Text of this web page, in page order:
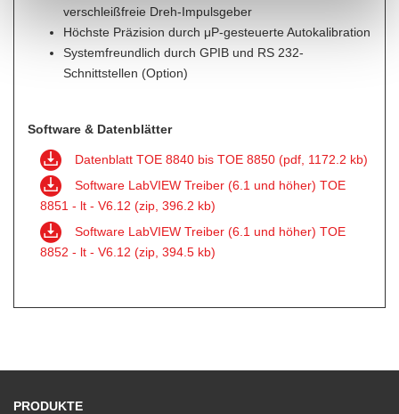
verschleißfreie Dreh-Impulsgeber
Höchste Präzision durch μP-gesteuerte Autokalibration
Systemfreundlich durch GPIB und RS 232-
Schnittstellen (Option)
Software & Datenblätter
Datenblatt TOE 8840 bis TOE 8850 (pdf, 1172.2 kb)
Software LabVIEW Treiber (6.1 und höher) TOE
8851 - lt - V6.12 (zip, 396.2 kb)
Software LabVIEW Treiber (6.1 und höher) TOE
8852 - lt - V6.12 (zip, 394.5 kb)
PRODUKTE